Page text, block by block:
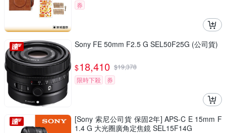
券
Sony FE 50mm F2.5 G SEL50F25G (公司貨)
$18,410 $19,378
限時下殺
券
[Sony 索尼公司貨 保固2年] APS-C E 15mm F
1.4 G 大光圈廣角定焦鏡 SEL15F14G